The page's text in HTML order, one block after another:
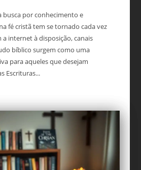
busca por conhecimento e
fé cristã tem se tornado cada vez
a internet à disposição, canais
bíblico surgem como uma
para aqueles que desejam
Escrituras...